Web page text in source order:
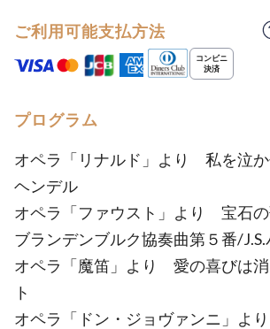
ご利用可能支払方法
プログラム
オペラ「リナルド」より 私を泣
ヘンデル
オペラ「ファウスト」より 宝石
ブランデンブルク協奏曲第５番/J.S.
オペラ「魔笛」より 愛の喜びは
ト
オペラ「ドン・ジョヴァンニ」よ